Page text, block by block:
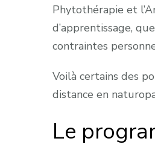
Phytothérapie et
d’apprentissage,
contraintes
Voilà certains des
distance en
Le